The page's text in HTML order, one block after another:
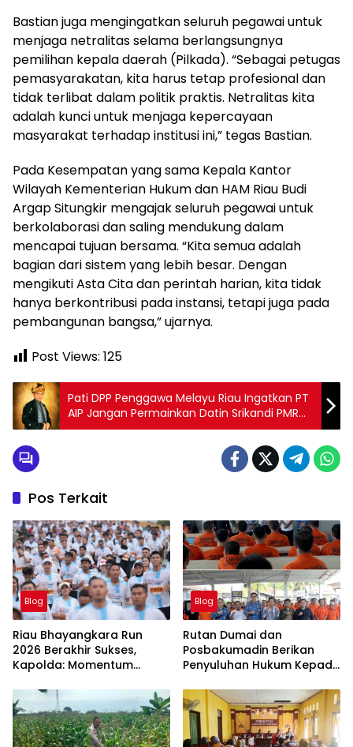
Bastian juga mengingatkan seluruh pegawai untuk
menjaga netralitas selama berlangsungnya
pemilihan kepala daerah (Pilkada). “Sebagai petugas
pemasyarakatan, kita harus tetap profesional dan
tidak terlibat dalam politik praktis. Netralitas kita
adalah kunci untuk menjaga kepercayaan
masyarakat terhadap institusi ini,” tegas Bastian.
Pada Kesempatan yang sama Kepala Kantor
Wilayah Kementerian Hukum dan HAM Riau Budi
Argap Situngkir mengajak seluruh pegawai untuk
berkolaborasi dan saling mendukung dalam
mencapai tujuan bersama. “Kita semua adalah
bagian dari sistem yang lebih besar. Dengan
mengikuti Asta Cita dan perintah harian, kita tidak
hanya berkontribusi pada instansi, tetapi juga pada
pembangunan bangsa,” ujarnya.
Post Views: 125
Pati DPP Penggawa Melayu Riau Ingatkan PT
AIP Jangan Permainkan Datin Srikandi PMR
dan Masyarakat
Pos Terkait
Blog
Riau Bhayangkara Run
2026 Berakhir Sukses,
Kapolda: Momentum
Perkuat Sport Tourism Riau
Blog
Rutan Dumai dan
Posbakumadin Berikan
Penyuluhan Hukum Kepada